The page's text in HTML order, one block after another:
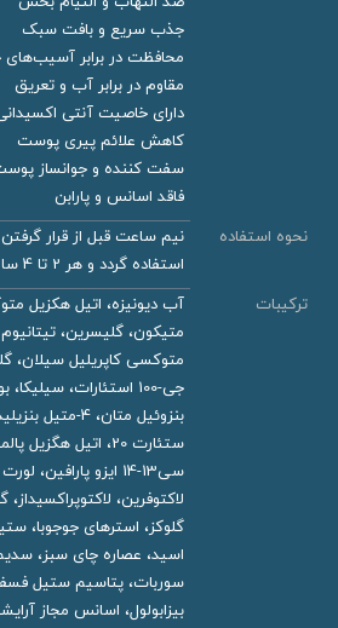
جذب سریع و بافت سبک
محافظت در برابر
مقاوم در برابر آب و تعریق
دارای خاصیت آنتی
کاهش علائم پیری پوست
سفت کننده و جوانساز
فاقد اسانس و پارابن
نحوه استفاده
نیم ساعت قبل از قرار
استفاده گردد و هر 2 تا 4 ساعت تمدید گردد.
ترکیبات
آب ديونيزه، اتيل هكزيل
متيكون، گليسرين،
متوكسى كاپريليل سيلان،
جى-100 استئارات،
بنزوئيل متان، 4-
ستئارت 20، اتيل
لاكتوفرين،
گلوكز، استرهاى جوجوبا،
اسيد، عصاره چاى سبز،
سوربات، پتاسيم ستيل
بيزابولول، اسانس مجاز